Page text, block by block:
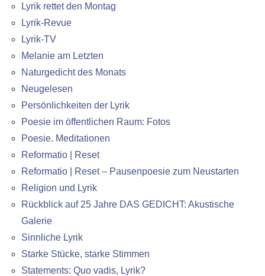
Lyrik rettet den Montag
Lyrik-Revue
Lyrik-TV
Melanie am Letzten
Naturgedicht des Monats
Neugelesen
Persönlichkeiten der Lyrik
Poesie im öffentlichen Raum: Fotos
Poesie. Meditationen
Reformatio | Reset
Reformatio | Reset – Pausenpoesie zum Neustarten
Religion und Lyrik
Rückblick auf 25 Jahre DAS GEDICHT: Akustische
Galerie
Sinnliche Lyrik
Starke Stücke, starke Stimmen
Statements: Quo vadis, Lyrik?